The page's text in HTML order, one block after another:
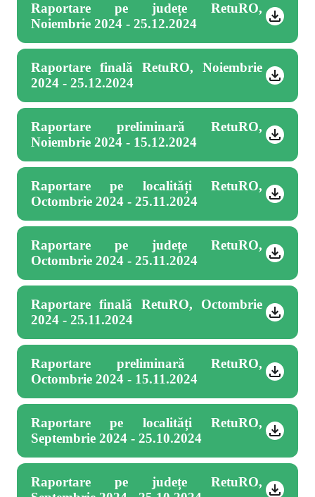
Raportare pe județe RetuRO,
Noiembrie 2024 - 25.12.2024
Raportare finală RetuRO, Noiembrie
2024 - 25.12.2024
Raportare preliminară RetuRO,
Noiembrie 2024 - 15.12.2024
Raportare pe localități RetuRO,
Octombrie 2024 - 25.11.2024
Raportare pe județe RetuRO,
Octombrie 2024 - 25.11.2024
Raportare finală RetuRO, Octombrie
2024 - 25.11.2024
Raportare preliminară RetuRO,
Octombrie 2024 - 15.11.2024
Raportare pe localități RetuRO,
Septembrie 2024 - 25.10.2024
Raportare pe județe RetuRO,